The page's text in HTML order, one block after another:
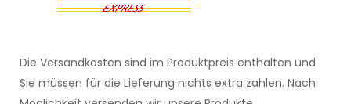
Die Versandkosten sind im Produktpreis enthalten und
Sie müssen für die Lieferung nichts extra zahlen. Nach